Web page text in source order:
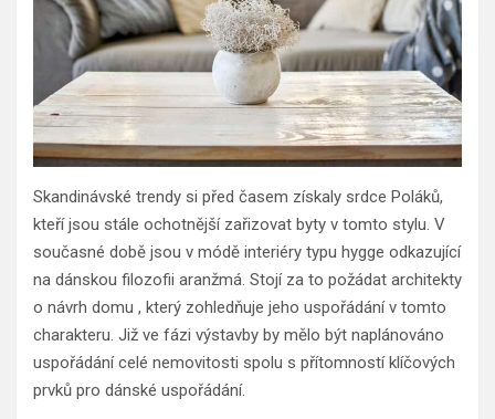
Skandinávské trendy si před časem získaly srdce Poláků,
kteří jsou stále ochotnější zařizovat byty v tomto stylu. V
současné době jsou v módě interiéry typu hygge odkazující
na dánskou filozofii aranžmá. Stojí za to požádat architekty
o návrh domu , který zohledňuje jeho uspořádání v tomto
charakteru. Již ve fázi výstavby by mělo být naplánováno
uspořádání celé nemovitosti spolu s přítomností klíčových
prvků pro dánské uspořádání.